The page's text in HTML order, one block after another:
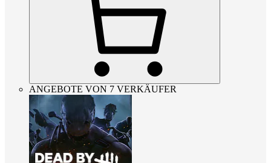
ANGEBOTE VON 7 VERKÄUFER